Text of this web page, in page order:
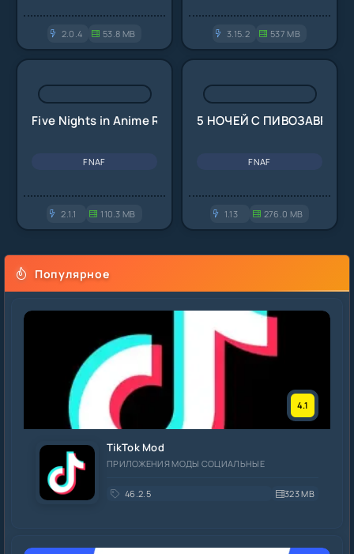
2.0.4 53.8 MB 3.15.2 537 MB
Five Nights in Anime RX Edition
FNAF
2.1.1 110.3 MB
5 НОЧЕЙ С ПИВОЗАВРОМ
FNAF
1.13 276.0 MB
Популярное
4.1
TikTok Mod
ПРИЛОЖЕНИЯ МОДЫ СОЦИАЛЬНЫЕ
46.2.5 323 MB